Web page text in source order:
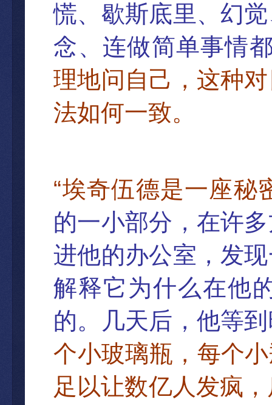
慌、歇斯底里、幻
念、连做简单事情
理地问自己，这种
法如何一致。
“埃奇伍德是一座秘
的一小部分，在许
进他的办公室，发
解释它为什么在他
的。几天后，他等
个小玻璃瓶，每个
足以让数亿人发疯